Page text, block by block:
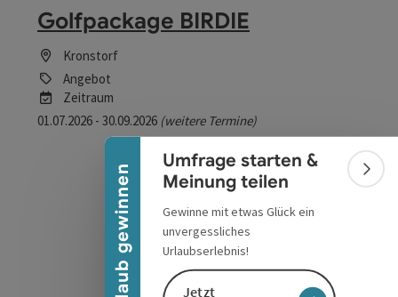
Urlaub gewinnen
Banner einklappen
Umfrage starten &
Meinung teilen
Gewinne mit etwas Glück ein
unvergessliches
Urlaubserlebnis!
Jetzt
Golfpackage BIRDIE
Kronstorf
Angebot
Zeitraum
01.07.2026 - 30.09.2026 (weitere Termine)
ab € 237,00